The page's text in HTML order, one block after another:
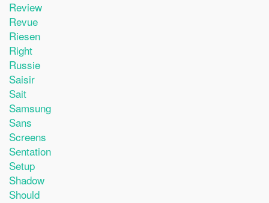
Review
Revue
Riesen
Right
Russie
Saisir
Sait
Samsung
Sans
Screens
Sentation
Setup
Shadow
Should